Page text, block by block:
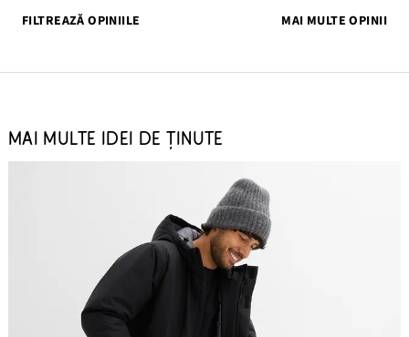
FILTREAZĂ OPINIILE
MAI MULTE OPINII
MAI MULTE IDEI DE ȚINUTE